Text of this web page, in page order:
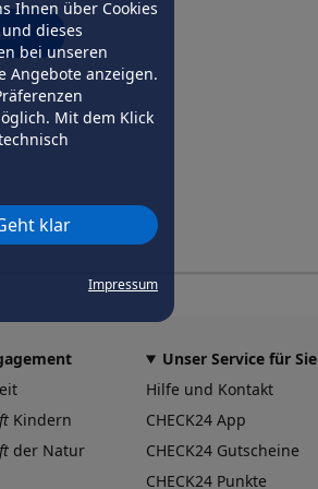
Ihnen über Cookies
dieses
bei unseren
Angebote anzeigen.
Mit dem Klick
klar
Impressum
Kindern
der Natur
Unser Service für Sie
Hilfe und Kontakt
CHECK24 App
CHECK24 Gutscheine
CHECK24 Punkte